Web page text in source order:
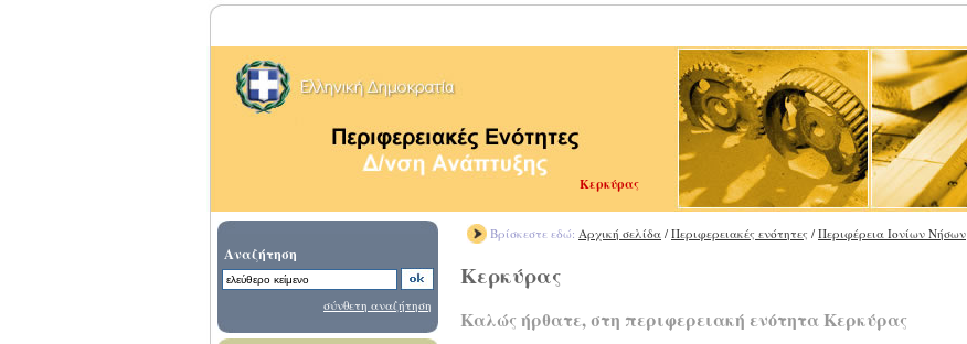
Κερκύρας
Αναζήτηση
σύνθετη αναζήτηση
Βρίσκεστε εδώ: Αρχική σελίδα / Περιφερειακές ενότητες / Περιφέρεια Ιονίων Νήσων
Κερκύρας
Καλώς ήρθατε, στη περιφερειακή ενότητα Κερκύρας